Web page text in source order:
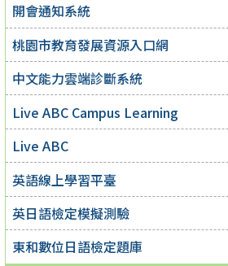
開會通知系統
桃園市教育發展資源入口網
中文能力雲端診斷系統
Live ABC Campus Learning
Live ABC
英語線上學習平臺
英日語檢定模擬測驗
東和數位日語檢定題庫